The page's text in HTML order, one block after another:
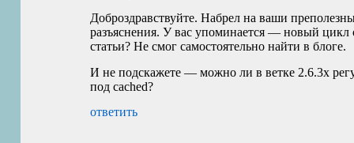
Доброздравствуйте. Набрел на ваши
разъяснения. У вас упоминается — новый цикл
статьи? Не смог самостоятельно найти в блоге.
И не подскажете — можно ли в ветке 2.6.3х
под cached?
ответить